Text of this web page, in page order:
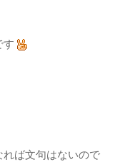
す
ば文句はないので